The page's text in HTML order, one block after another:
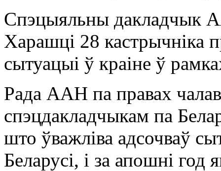
Спэцыяльны дакладчык
Харашці 28 кастрычніка
сытуацыі ў краіне ў
Рада ААН па правах
спэцдакладчыкам па
што ўважліва адсочваў
Беларусі, і за апошні год